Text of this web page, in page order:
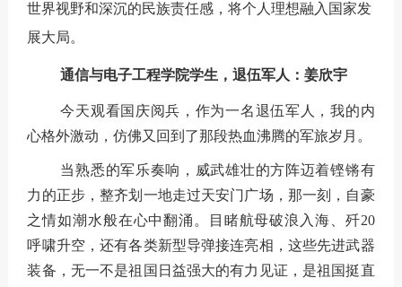
世界视野和深沉的民族责任感，将个人理想融入国家发
展大局。
通信与电子工程学院学生，退伍军人：姜欣宇
今天观看国庆阅兵，作为一名退伍军人，我的内
心格外激动，仿佛又回到了那段热血沸腾的军旅岁月。
当熟悉的军乐奏响，威武雄壮的方阵迈着铿锵有
力的正步，整齐划一地走过天安门广场，那一刻，自豪
之情如潮水般在心中翻涌。目睹航母破浪入海、歼20
呼啸升空，还有各类新型导弹接连亮相，这些先进武器
装备，无一不是祖国日益强大的有力见证，是祖国挺直